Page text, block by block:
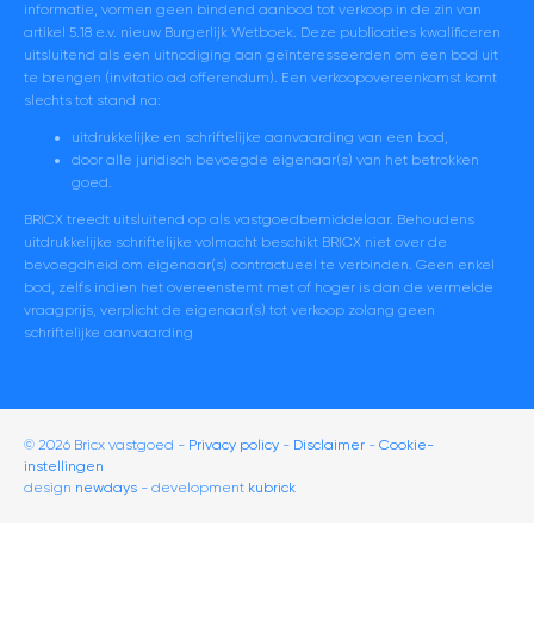
informatie, vormen geen bindend aanbod tot verkoop in de zin van
artikel 5.18 e.v. nieuw Burgerlijk Wetboek. Deze publicaties kwalificeren
uitsluitend als een uitnodiging aan geïnteresseerden om een bod uit
te brengen (invitatio ad offerendum). Een verkoopovereenkomst komt
slechts tot stand na:
uitdrukkelijke en schriftelijke aanvaarding van een bod,
door alle juridisch bevoegde eigenaar(s) van het betrokken
goed.
BRICX treedt uitsluitend op als vastgoedbemiddelaar. Behoudens
uitdrukkelijke schriftelijke volmacht beschikt BRICX niet over de
bevoegdheid om eigenaar(s) contractueel te verbinden. Geen enkel
bod, zelfs indien het overeenstemt met of hoger is dan de vermelde
vraagprijs, verplicht de eigenaar(s) tot verkoop zolang geen
schriftelijke aanvaarding
© 2026 Bricx vastgoed Privacy policy Disclaimer - Cookie-
instellingen
design newdays - development kubrick